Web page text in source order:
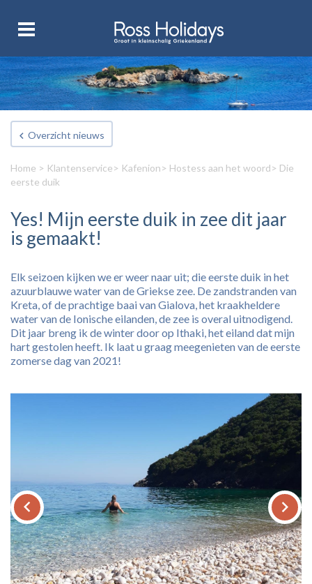
Overzicht nieuws
Home > Klantenservice> Kafenion> Hostess aan het woord> Die
eerste duik
Yes! Mijn eerste duik in zee dit jaar
is gemaakt!
Elk seizoen kijken we er weer naar uit; die eerste duik in het
azuurblauwe water van de Griekse zee. De zandstranden van
Kreta, of de prachtige baai van Gialova, het kraakheldere
water van de Ionische eilanden, de zee is overal uitnodigend.
Dit jaar breng ik de winter door op Ithaki, het eiland dat mijn
hart gestolen heeft. Ik laat u graag meegenieten van de eerste
zomerse dag van 2021!
keyboard_arrow_left keyboard_arrow_right